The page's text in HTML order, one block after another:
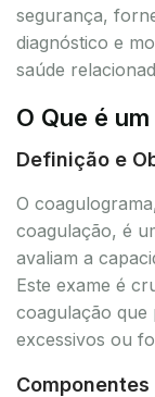
segurança,
diagnóstico e
saúde
O Que é
Definição e
O
coagulação, é
avaliam a
Este exame é
coagulação que
excessivos ou